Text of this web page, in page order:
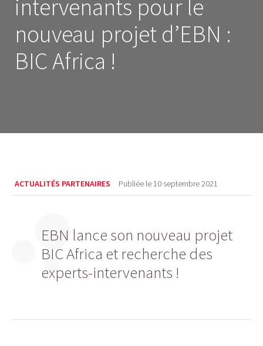
intervenants pour le
nouveau projet d’EBN :
BIC Africa !
ACTUALITÉS PARTENAIRES Publiée le 10 septembre 2021
EBN lance son nouveau projet
BIC Africa et recherche des
experts-intervenants !